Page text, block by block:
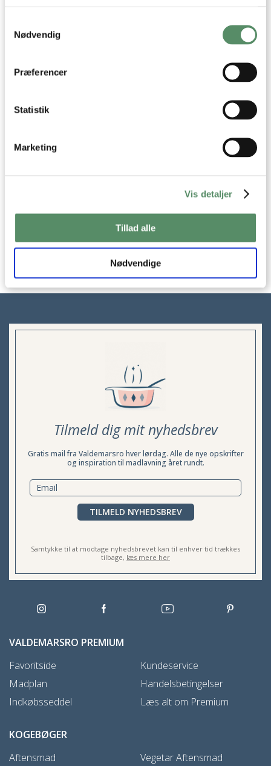
Indsamle præcise oplysninger om din placering,
der kan være nøjagtig inden for få meter
Identificere din enhed baseret på en scanning af
Nødvendig
Præferencer
Statistik
Marketing
Vis detaljer
Tillad alle
Nødvendige
SALADE NICOISE
KYLLING MED TOMAT, KARRY
Tilmeld dig mit nyhedsbrev
Gratis mail fra Valdemarsro hver lørdag. Alle de nye opskrifter
og inspiration til madlavning året rundt.
TILMELD NYHEDSBREV
Samtykke til at modtage nyhedsbrevet kan til enhver tid trækkes
tilbage, læs mere her
VALDEMARSRO PREMIUM
Favoritside
Madplan
Indkøbsseddel
Kundeservice
Handelsbetingelser
Læs alt om Premium
KOGEBØGER
Aftensmad
Vegetar Aftensmad